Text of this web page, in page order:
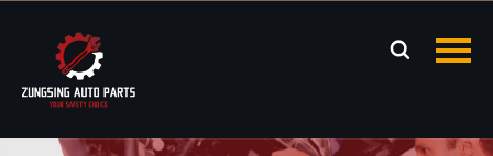

Продукция
Новости